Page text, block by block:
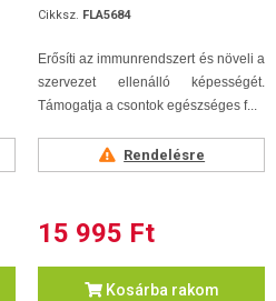
Cikksz. FLA5684
Erősíti az immunrendszert és növeli a
szervezet ellenálló képességét.
Támogatja a csontok egészséges f...
Rendelésre
15 995 Ft
Kosárba rakom